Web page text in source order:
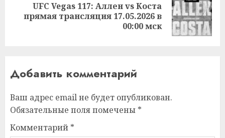
Следующая
UFC Vegas 117: Аллен vs Коста
прямая трансляция 17.05.2026 в
00:00 мск
Добавить комментарий
Ваш адрес email не будет опубликован.
Обязательные поля помечены *
Комментарий *